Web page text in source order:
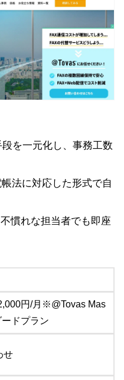
を一元化し、事務工数
法に対応した形式で自
慣れな担当者でも即座
円/月※@Tovas Mas
ドプラン
せ